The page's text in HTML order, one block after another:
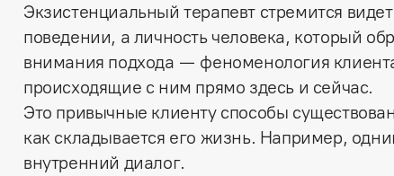
Экзистенциальный терапевт стремится
поведении, а личность человека, который
внимания подхода — феноменология
происходящие с ним прямо здесь и сейчас.
Это привычные клиенту способы
как складывается его жизнь. Например,
внутренний диалог.